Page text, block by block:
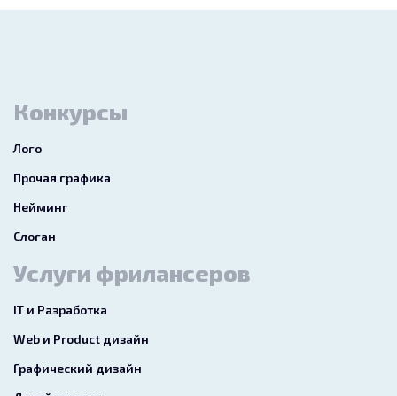
Конкурсы
Лого
Прочая графика
Нейминг
Слоган
Услуги фрилансеров
IT и Разработка
Web и Product дизайн
Графический дизайн